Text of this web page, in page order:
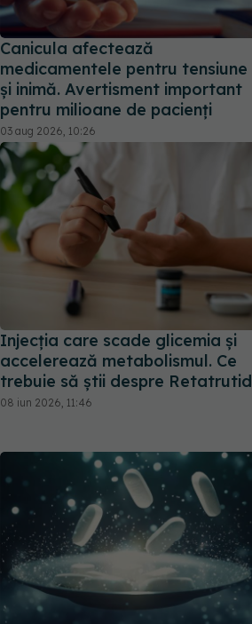
Canicula afectează
medicamentele pentru tensiune
și inimă. Avertisment important
pentru milioane de pacienți
03 aug 2026, 10:26
Injecția care scade glicemia și
accelerează metabolismul. Ce
trebuie să știi despre Retatrutid
08 iun 2026, 11:46